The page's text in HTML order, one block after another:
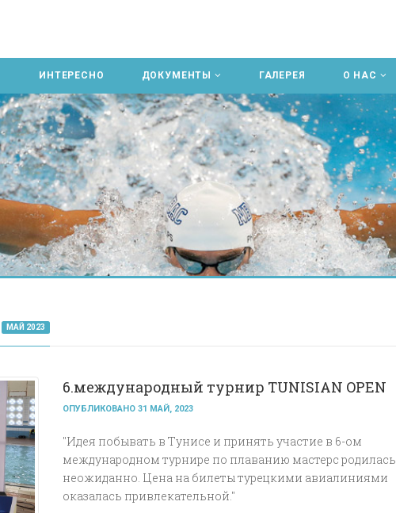
ИНТЕРЕСНО ДОКУМЕНТЫ ГАЛЕРЕЯ О НАС
МАЙ 2023
6.международный турнир TUNISIAN OPEN
ОПУБЛИКОВАНО 31 МАЙ, 2023
"Идея побывать в Тунисе и принять участие в 6-ом
международном турнире по плаванию мастерс родилась
неожиданно. Цена на билеты турецкими авиалиниями
оказалась привлекательной."